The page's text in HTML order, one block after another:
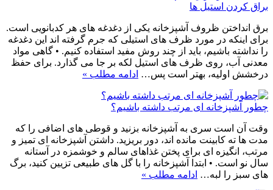
براق کردن استیل ها
برق انداختن ظروف آشپزخانه یکی از دغدغه های هر کدبانویی است.
برای اینکه در مورد ظرف های استیلی که جرم گرفته اند این دغدغه
را نداشته باشیم، باید از چند روش مفید استفاده کنیم. • گاهی مواد
معدنی آب، روی ظرف های استیل لکه بر جا می گذارد. برای حفظ
درخشش اولیه، بهتر است پس… ادامه مطلب »
چطور آشپزخانه ای مرتب داشته باشیم؟
وقت آن است سری به آشپزخانه بزنید و قوطی های اضافی را که
مدت ها ته کابینت مانده اند، دور بریزید. داشتن آشپزخانه ای تمیز و
مرتب، انگیزه ای برای پختن غذاهای سالم و خوشمزه در آستانه
سال نو است. • ابتدا آشپزخانه را با گل های طبیعی تزیین کنید، برگ
های سبز را لبه… ادامه مطلب »